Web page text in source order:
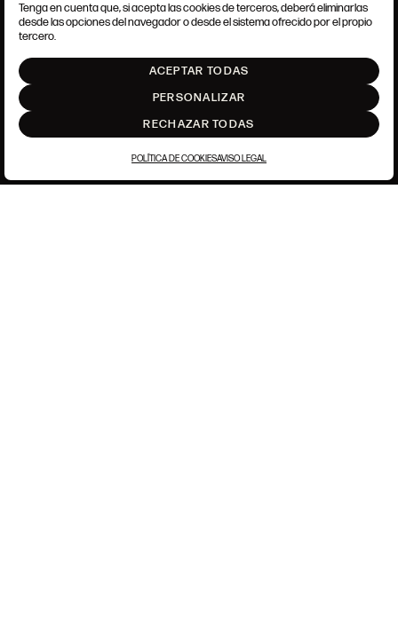
POLÍTICA DE COOKIES
AJUSTE DE COOKIES
Tenga en cuenta que, si acepta las cookies de terceros, deberá eliminarlas
desde las opciones del navegador o desde el sistema ofrecido por el propio
tercero.
ACEPTAR TODAS
PERSONALIZAR
RECHAZAR TODAS
POLÍTICA DE COOKIESAVISO LEGAL